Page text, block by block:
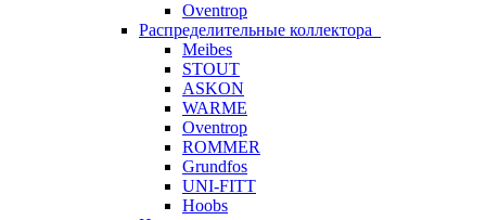
Oventrop
Распределительные коллектора
Meibes
STOUT
ASKON
WARME
Oventrop
ROMMER
Grundfos
UNI-FITT
Hoobs